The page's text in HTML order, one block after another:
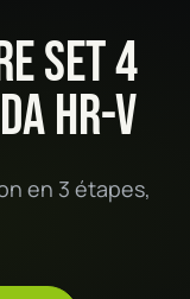
SET 4
HR-V
en 3 étapes,